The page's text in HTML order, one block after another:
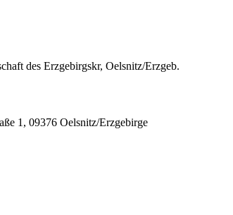
des Erzgebirgskr, Oelsnitz/Erzgeb.
1, 09376 Oelsnitz/Erzgebirge